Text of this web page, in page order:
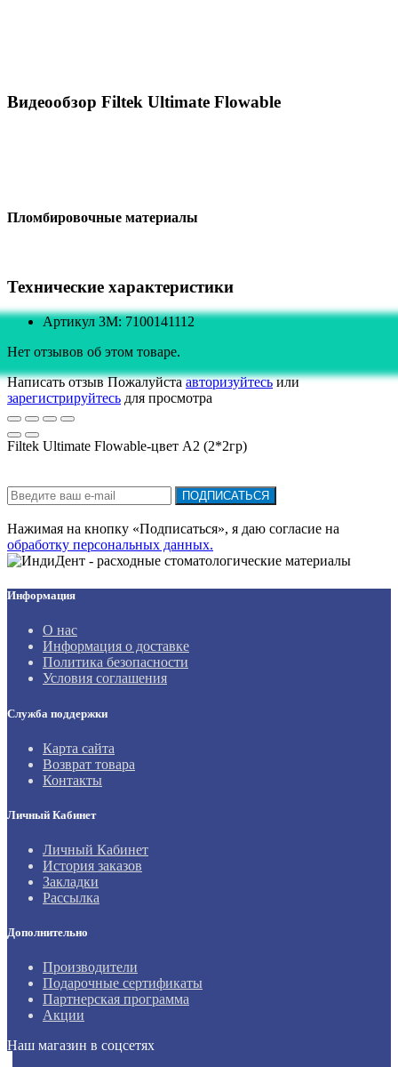
Видеообзор Filtek Ultimate Flowable
Пломбировочные материалы
Технические характеристики
Артикул 3M: 7100141112
Нет отзывов об этом товаре.
Написать отзывПожалуйстаавторизуйтесьили
зарегистрируйтесь для просмотра
Filtek Ultimate Flowable-цвет А2 (2*2гр)
ПОДПИСАТЬСЯ
Нажимая на кнопку «Подписаться», я даю cогласие на
обработку персональных данных.
Информация
О нас
Информация о доставке
Политика безопасности
Условия соглашения
Служба поддержки
Карта сайта
Возврат товара
Контакты
Личный Кабинет
Личный Кабинет
История заказов
Закладки
Рассылка
Дополнительно
Производители
Подарочные сертификаты
Партнерская программа
Акции
Наш магазин в соцсетях